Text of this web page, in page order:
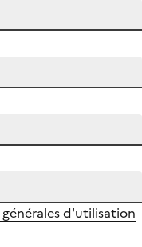
d'utilisation